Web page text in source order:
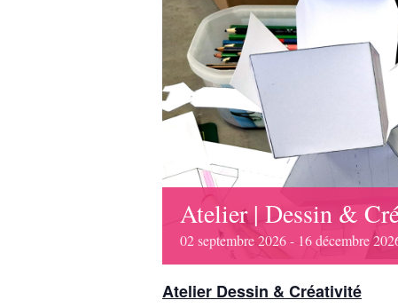
Atelier | Dessin &
02septembre2026- 16décembre
Atelier Dessin & Créativité